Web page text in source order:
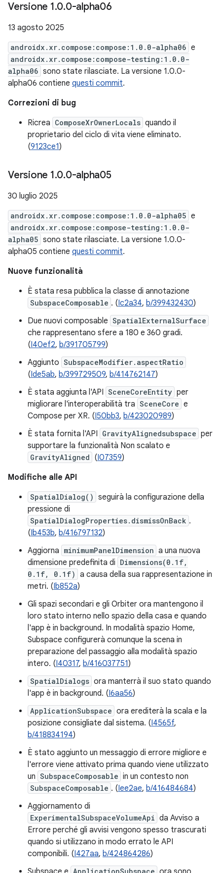
Versione 1.0.0-alpha06
13 agosto 2025
androidx.xr.compose:compose:1.0.0-alpha06 e
androidx.xr.compose:compose-testing:1.0.0-
alpha06 sono state rilasciate. La versione 1.0.0-
alpha06 contiene questi commit.
Correzioni di bug
Ricrea ComposeXrOwnerLocals quando il
proprietario del ciclo di vita viene eliminato.
(9123ce1)
Versione 1.0.0-alpha05
30 luglio 2025
androidx.xr.compose:compose:1.0.0-alpha05 e
androidx.xr.compose:compose-testing:1.0.0-
alpha05 sono state rilasciate. La versione 1.0.0-
alpha05 contiene questi commit.
Nuove funzionalità
È stata resa pubblica la classe di annotazione
SubspaceComposable . (Ic2a34, b/399432430)
Due nuovi composable SpatialExternalSurface
che rappresentano sfere a 180 e 360 gradi.
(I40ef2, b/391705799)
Aggiunto SubspaceModifier.aspectRatio
(Ide5ab, b/399729509, b/414762147)
È stata aggiunta l'API SceneCoreEntity per
migliorare l'interoperabilità tra SceneCore e
Compose per XR. (I50bb3, b/423020989)
È stata fornita l'API GravityAlignedsubspace per
supportare la funzionalità Non scalato e
GravityAligned (I07359)
Modifiche alle API
SpatialDialog() seguirà la configurazione della
pressione di
SpatialDialogProperties.dismissOnBack .
(Ib453b, b/416797132)
Aggiorna minimumPanelDimension a una nuova
dimensione predefinita di Dimensions(0.1f,
0.1f, 0.1f) a causa della sua rappresentazione in
metri. (Ib852a)
Gli spazi secondari e gli Orbiter ora mantengono il
loro stato interno nello spazio della casa e quando
l'app è in background. In modalità spazio Home,
Subspace configurerà comunque la scena in
preparazione del passaggio alla modalità spazio
intero. (I40317, b/416037751)
SpatialDialogs ora manterrà il suo stato quando
l'app è in background. (I6aa56)
ApplicationSubspace ora erediterà la scala e la
posizione consigliate dal sistema. (I4565f,
b/418834194)
È stato aggiunto un messaggio di errore migliore e
l'errore viene attivato prima quando viene utilizzato
un SubspaceComposable in un contesto non
SubspaceComposable . (Iee2ae, b/416484684)
Aggiornamento di
ExperimentalSubspaceVolumeApi da Avviso a
Errore perché gli avvisi vengono spesso trascurati
quando si utilizzano in modo errato le API
componibili. (I427aa, b/424864286)